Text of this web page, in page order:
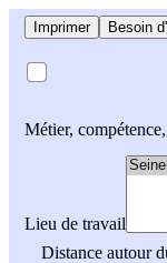
Imprimer Besoin
Métier,
Lieu de travail
Distance autour